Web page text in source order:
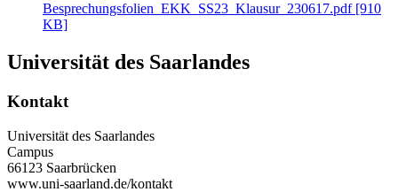
Besprechungsfolien_EKK_SS23_Klausur_230617.pdf [910
KB]
Universität des Saarlandes
Kontakt
Universität des Saarlandes
Campus
66123 Saarbrücken
www.uni-saarland.de/kontakt